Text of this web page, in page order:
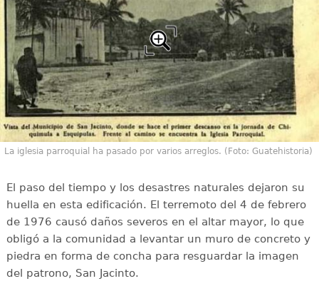
La iglesia parroquial ha pasado por varios arreglos. (Foto: Guatehistoria)
El paso del tiempo y los desastres naturales dejaron su
huella en esta edificación. El terremoto del 4 de febrero
de 1976 causó daños severos en el altar mayor, lo que
obligó a la comunidad a levantar un muro de concreto y
piedra en forma de concha para resguardar la imagen
del patrono, San Jacinto.